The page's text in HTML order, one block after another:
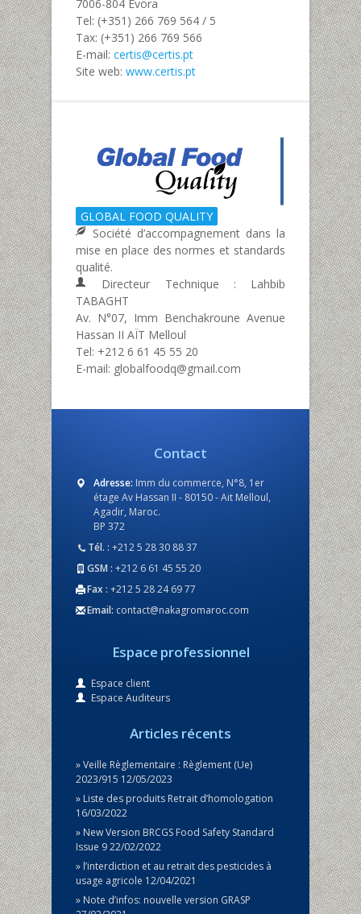
7006-804 Évora
Tel: (+351) 266 769 564 / 5
Tax: (+351) 266 769 566
E-mail: certis@certis.pt
Site web: www.certis.pt
GLOBAL FOOD QUALITY
Société d’accompagnement dans la
mise en place des normes et standards
qualité.
Directeur Technique : Lahbib
TABAGHT
Av. N°07, Imm Benchakroune Avenue
Hassan II AÏT Melloul
Tel: +212 6 61 45 55 20
E-mail: globalfoodq@gmail.com
Contact
Adresse: Imm du commerce, N°8, 1er
étage Av Hassan II - 80150 - Ait Melloul,
Agadir, Maroc.
BP 372
Tél. : +212 5 28 30 88 37
GSM : +212 6 61 45 55 20
Fax : +212 5 28 24 69 77
Email: contact@nakagromaroc.com
Espace professionnel
Espace client
Espace Auditeurs
Articles récents
Veille Règlementaire : Règlement (Ue)
2023/915 12/05/2023
Liste des produits Retrait d’homologation
16/03/2022
New Version BRCGS Food Safety Standard
Issue 922/02/2022
l’interdiction et au retrait des pesticides à
usage agricole 12/04/2021
Note d’infos: nouvelle version GRASP